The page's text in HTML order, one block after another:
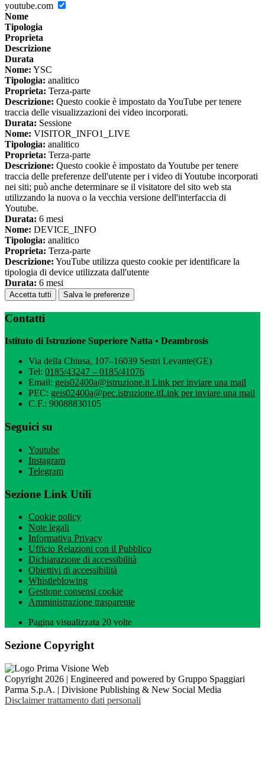
youtube.com
Nome
Tipologia
Proprieta
Descrizione
Durata
Nome: YSC
Tipologia: analitico
Proprieta: Terza-parte
Descrizione: Questo cookie è impostato da YouTube per tenere
traccia delle visualizzazioni dei video incorporati.
Durata: Sessione
Nome: VISITOR_INFO1_LIVE
Tipologia: analitico
Proprieta: Terza-parte
Descrizione: Questo cookie è impostato da Youtube per tenere
traccia delle preferenze dell'utente per i video di Youtube incorporati
nei siti; può anche determinare se il visitatore del sito web sta
utilizzando la nuova o la vecchia versione dell'interfaccia di
Youtube.
Durata: 6 mesi
Nome: DEVICE_INFO
Tipologia: analitico
Proprieta: Terza-parte
Descrizione: YouTube utilizza questo cookie per identificare la
tipologia di device utilizzata dall'utente
Durata: 6 mesi
Accetta tutti Salva le preferenze
Contatti
Istituto di Istruzione Superiore Natta • Deambrosis
Via della Chiusa, 107–16039 Sestri Levante(GE)
Tel: 0185/43247 – 0185/41076
Email: geis02400a@istruzione.itLink per inviare una mail
PEC: geis02400a@pec.istruzione.itLink per inviare una mail
C.F.: 90088830105
Seguici su
Youtube
Instagram
Telegram
Sezione Link Utili
Cookie policy
Note legali
Informativa Privacy
Ufficio Relazioni con il Pubblico
Dichiarazione di accessibilità
Obiettivi di accessibilità
Whistleblowing
Gestione consensi cookie
Amministrazione trasparente
Pagina visualizzata 20 volte
Sezione Copyright
Copyright 2026 | Engineered and powered by Gruppo Spaggiari
Parma S.p.A. | Divisione Publishing & New Social Media
Disclaimer trattamento dati personali